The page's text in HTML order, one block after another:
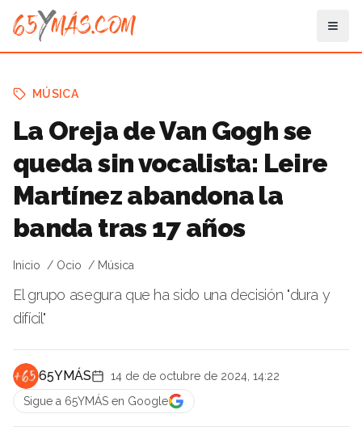
MÚSICA
La Oreja de Van Gogh se
queda sin vocalista: Leire
Martínez abandona la
banda tras 17 años
Inicio Ocio Música
El grupo asegura que ha sido una decisión "dura y
difícil"
65YMÁS
14 de de octubre de 2024, 14:22
Sigue a 65YMÁS en Google